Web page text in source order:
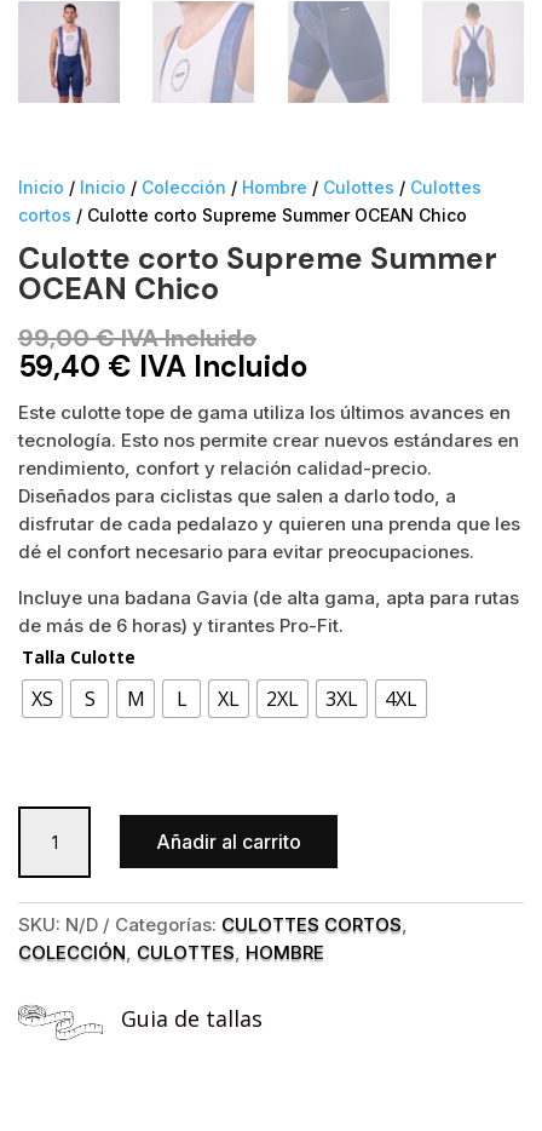
Inicio / Inicio / Colección / Hombre / Culottes / Culottes
cortos / Culotte corto Supreme Summer OCEAN Chico
Culotte corto Supreme Summer
OCEAN Chico
99,00€IVA Incluido
59,40 € IVA Incluido
Este culotte tope de gama utiliza los últimos avances en
tecnología. Esto nos permite crear nuevos estándares en
rendimiento, confort y relación calidad-precio.
Diseñados para ciclistas que salen a darlo todo, a
disfrutar de cada pedalazo y quieren una prenda que les
dé el confort necesario para evitar preocupaciones.
Incluye una badana Gavia (de alta gama, apta para rutas
de más de 6 horas) y tirantes Pro-Fit.
Talla Culotte
XS S M L XL 2XL 3XL 4XL
corto
Supreme
Summer
OCEAN
Chico
Añadir al carrito
SKU: N/D Categorías: CULOTTES CORTOS
COLECCIÓN CULOTTES HOMBRE
Guia de tallas